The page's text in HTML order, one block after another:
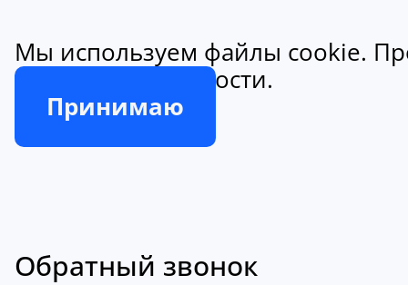
Мы используем файлы cookie.
конфиденциальности.
Принимаю
Обратный звонок